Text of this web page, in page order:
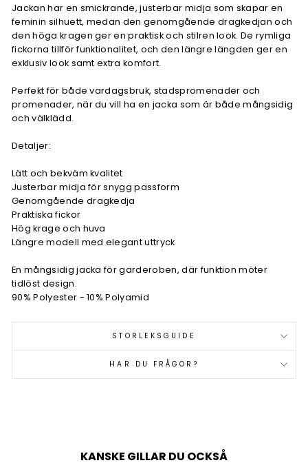
Jackan har en smickrande, justerbar midja som skapar en
feminin silhuett, medan den genomgående dragkedjan och
den höga kragen ger en praktisk och stilren look. De rymliga
fickorna tillför funktionalitet, och den längre längden ger en
exklusiv look samt extra komfort.
Perfekt för både vardagsbruk, stadspromenader och
promenader, när du vill ha en jacka som är både mångsidig
och välklädd.
Detaljer:
Lätt och bekväm kvalitet
Justerbar midja för snygg passform
Genomgående dragkedja
Praktiska fickor
Hög krage och huva
Längre modell med elegant uttryck
En mångsidig jacka för garderoben, där funktion möter
tidlöst design.
90% Polyester - 10% Polyamid
STORLEKSGUIDE
HAR DU FRÅGOR?
KANSKE GILLAR DU OCKSÅ